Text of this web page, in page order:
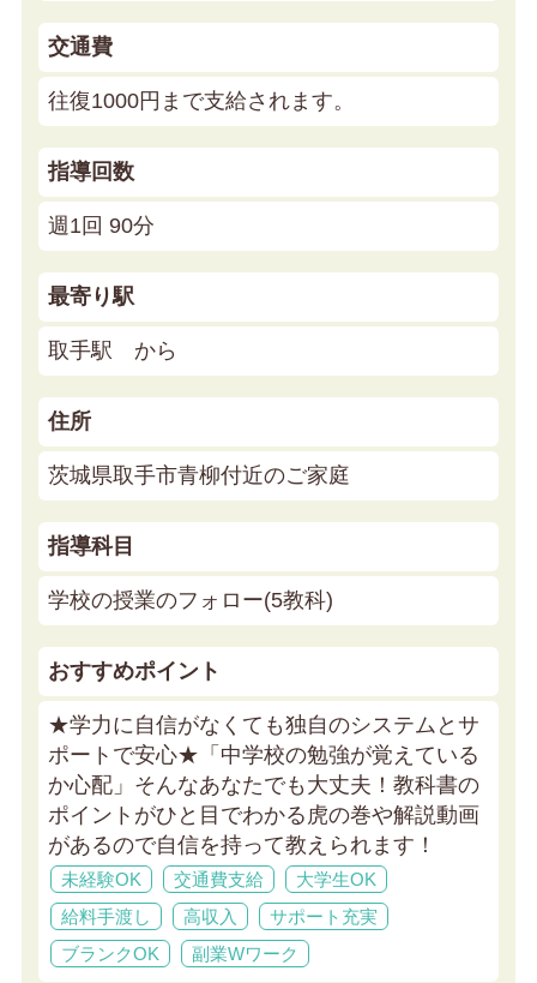
交通費
往復1000円まで支給されます。
指導回数
週1回 90分
最寄り駅
取手駅 から
住所
茨城県取手市青柳付近のご家庭
指導科目
学校の授業のフォロー(5教科)
おすすめポイント
★学力に自信がなくても独自のシステムとサ
ポートで安心★ 「中学校の勉強が覚えている
か心配」そんなあなたでも大丈夫！教科書の
ポイントがひと目でわかる虎の巻や解説動画
があるので自信を持って教えられます！
未経験OK 交通費支給
大学生OK
給料手渡し
高収入
サポート充実
ブランクOK
副業Wワーク